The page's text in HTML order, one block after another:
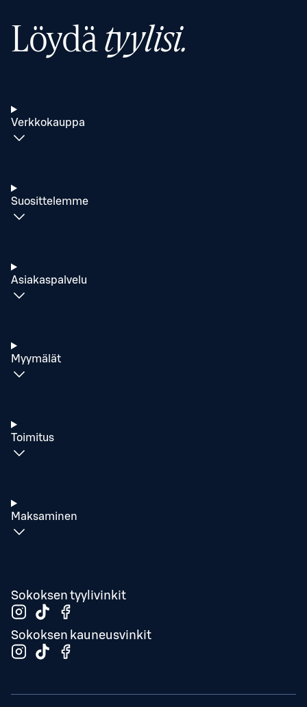
Löydätyylisi.
Verkkokauppa
Suosittelemme
Asiakaspalvelu
Myymälät
Toimitus
Maksaminen
Sokoksen tyylivinkit
Sokoksen kauneusvinkit